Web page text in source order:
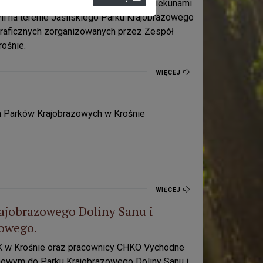
Ustawicznego w Krośnie wraz z opiekunami
na terenie Jaśliskiego Parku Krajobrazowego
zorganizowanych przez Zespół
WIĘCEJ
Krajobrazowych w Krośnie
WIĘCEJ
Parku Narodowego.Doliny Sanu i
Krośnie oraz pracownicy CHKO Vychodne